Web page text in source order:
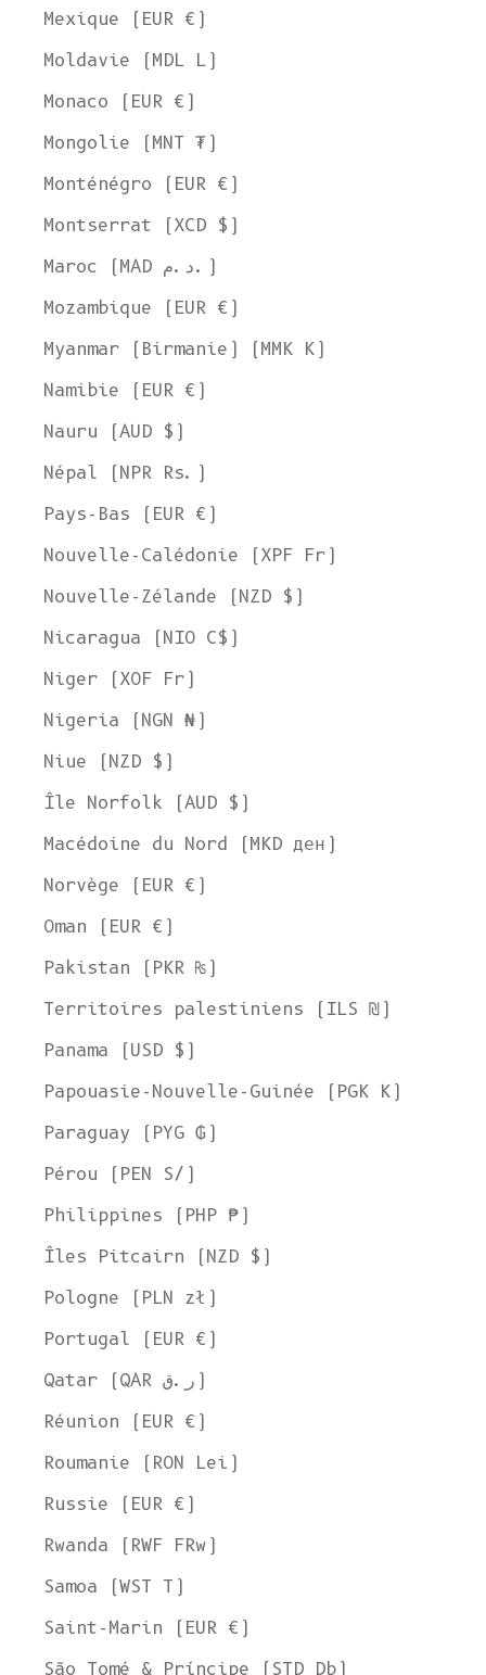
Mexique (EUR €)
Moldavie (MDL L)
Monaco (EUR €)
Mongolie (MNT ₮)
Monténégro (EUR €)
Montserrat (XCD $)
Maroc (MAD د.م.)
Mozambique (EUR €)
Myanmar (Birmanie) (MMK K)
Namibie (EUR €)
Nauru (AUD $)
Népal (NPR Rs.)
Pays-Bas (EUR €)
Nouvelle-Calédonie (XPF Fr)
Nouvelle-Zélande (NZD $)
Nicaragua (NIO C$)
Niger (XOF Fr)
Nigeria (NGN ₦)
Niue (NZD $)
Île Norfolk (AUD $)
Macédoine du Nord (MKD ден)
Norvège (EUR €)
Oman (EUR €)
Pakistan (PKR ₨)
Territoires palestiniens (ILS ₪)
Panama (USD $)
Papouasie-Nouvelle-Guinée (PGK K)
Paraguay (PYG ₲)
Pérou (PEN S/)
Philippines (PHP ₱)
Îles Pitcairn (NZD $)
Pologne (PLN zł)
Portugal (EUR €)
Qatar (QAR ر.ق)
Réunion (EUR €)
Roumanie (RON Lei)
Russie (EUR €)
Rwanda (RWF FRw)
Samoa (WST T)
Saint-Marin (EUR €)
São Tomé & Príncipe (STD Db)